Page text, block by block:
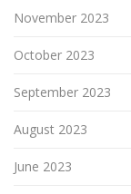
November 2023
October 2023
September 2023
August 2023
June 2023